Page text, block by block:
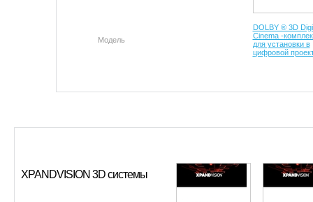
Модель
DOLBY ® 3D
Cinema -
для установки в
цифровой
XPANDVISION 3D системы